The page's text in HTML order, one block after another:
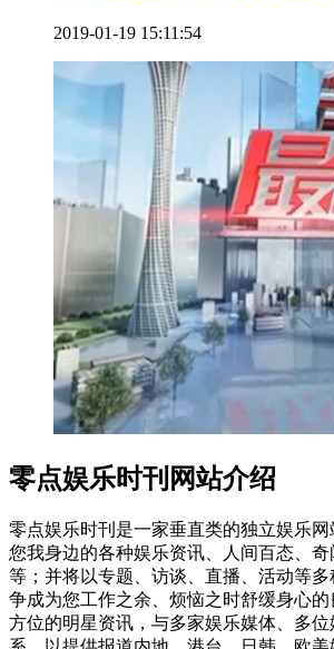
2019-01-19 15:11:54
零点娱乐时刊网站介绍
零点娱乐时刊是一家垂直类的独立娱乐
您我身边的各种娱乐资讯、人间百态、
等；并将以专题、访谈、直播、活动等
争成为您工作之余、烦恼之时舒缓身心
方位的明星资讯，与多家娱乐媒体、多